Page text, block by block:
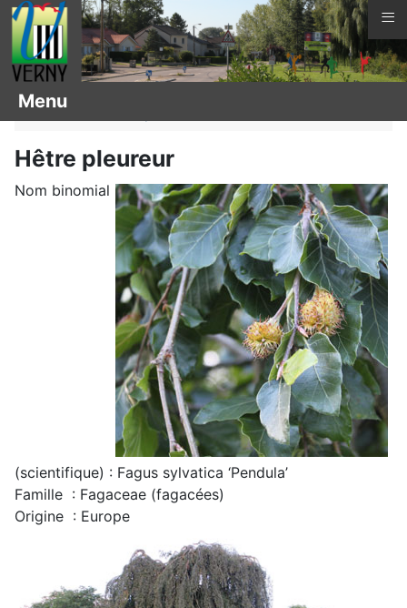
Vous êtes ici :
Arbres remarquables
Hêtre pleureur
Nom binomial
(scientifique) : Fagus sylvatica ‘Pendula’
Famille : Fagaceae (fagacées)
Origine : Europe
Menu
≡